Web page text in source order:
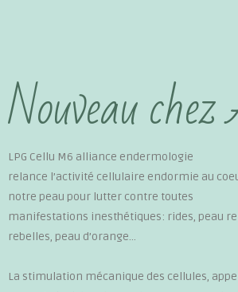
Nouveau
LPG Cellu M6 alliance endermologie
relance l’activité cellulaire endormie au
notre peau pour lutter contre toutes
manifestations inesthétiques: rides, peau
rebelles, peau d’orange…
La stimulation mécanique des cellules,